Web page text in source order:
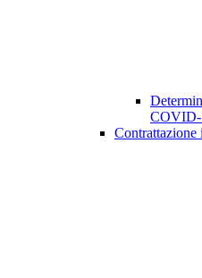
Contrattazione